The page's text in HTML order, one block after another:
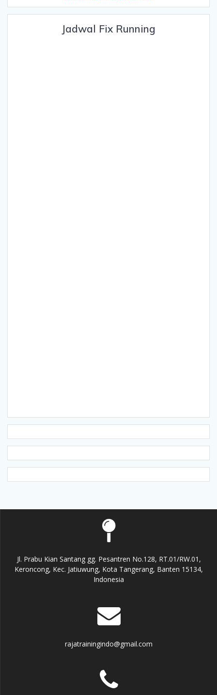
Jadwal Fix Running
Jl. Prabu Kian Santang gg. Pesantren No.128, RT.01/RW.01,
Keroncong, Kec. Jatiuwung, Kota Tangerang, Banten 15134,
Indonesia
rajatrainingindo@gmail.com